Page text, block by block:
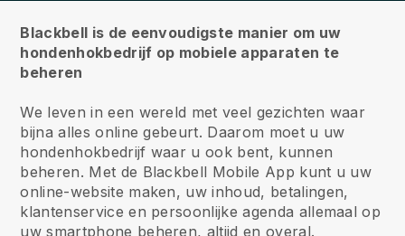
Blackbell is de eenvoudigste manier om uw
hondenhokbedrijf op mobiele apparaten te
beheren
We leven in een wereld met veel gezichten waar
bijna alles online gebeurt. Daarom moet u uw
hondenhokbedrijf waar u ook bent, kunnen
beheren. Met de Blackbell Mobile App kunt u uw
online-website maken, uw inhoud, betalingen,
klantenservice en persoonlijke agenda allemaal op
uw smartphone beheren, altijd en overal.